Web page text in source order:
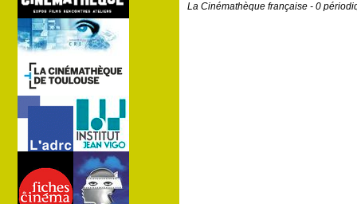
La Cinémathèque française - 0